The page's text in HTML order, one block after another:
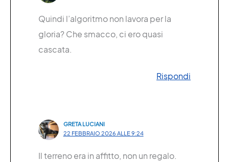
Quindi l’algoritmo non lavora per la
gloria? Che smacco, ci ero quasi
cascata.
Rispondi
GRETA LUCIANI
22 FEBBRAIO 2026 ALLE 9:24
Il terreno era in affitto, non un regalo.